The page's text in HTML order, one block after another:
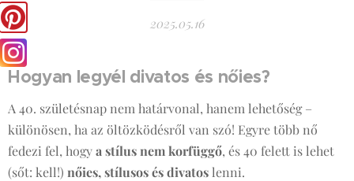
2025.05.16
Hogyan legyél divatos és nőies?
A 40. születésnap nem határvonal, hanem lehetőség –
különösen, ha az öltözködésről van szó! Egyre több nő
fedezi fel, hogya stílus nem korfüggő, és 40 felett is lehet
(sőt: kell!) nőies, stílusos és divatoslenni.